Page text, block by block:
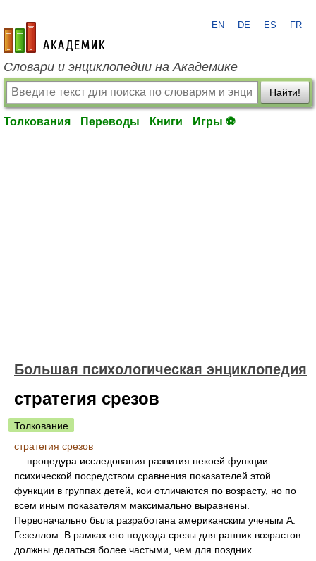
academic.ru
EN DE ES FR
Словари и энциклопедии на Академике
Найти!
Толкования Переводы Книги Игры ⚽
Большая психологическая энциклопедия
стратегия срезов
Толкование
стратегия срезов
— процедура исследования развития некоей функции
психической посредством сравнения показателей этой
функции в группах детей, кои отличаются по возрасту, но по
всем иным показателям максимально выравнены.
Первоначально была разработана американским ученым А.
Гезеллом. В рамках его подхода срезы для ранних возрастов
должны делаться более частыми, чем для поздних.